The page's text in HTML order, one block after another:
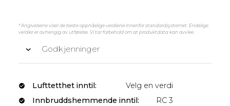
* Angivelsene viser de beste oppnåelige verdiene innenfor standardsystemet. Endelige
verdier er avhengig av utførelse. Vi tar forbehold om at produktdata kan avvike.
Godkjenninger
Lufttetthet inntil:
Velg en verdi
Innbruddshemmende inntil:
RC 3